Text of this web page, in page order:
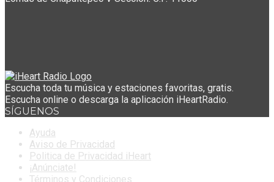
Escucha toda tu música y estaciones favoritas, gratis.
Escucha online o descarga la aplicación iHeartRadio.
SÍGUENOS
Ayuda
Aviso de Privacidad
Politica de Privacidad iHeart
¡Anúnciate!
Términos y Condiciones